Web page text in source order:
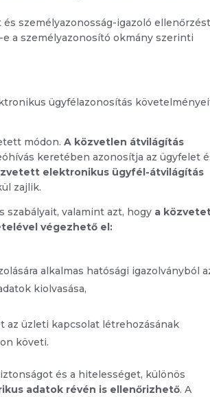
személyazonosság-igazoló ellenőrzést
a személyazonosító okmány szerinti
ügyfélazonosítás
módon.A közvetlen átvilágítás
keretében azonosítja az ügyfelet
elektronikus ügyfél-átvilágítás
zajlik.
szabályait, valamint azt, hogy a
végezhető el:
alkalmas hatósági igazolványból
kiolvasása,
az üzleti kapcsolat létrehozásának
követi.
és a hitelességet, különös
adatok révén is ellenőrizhető. A